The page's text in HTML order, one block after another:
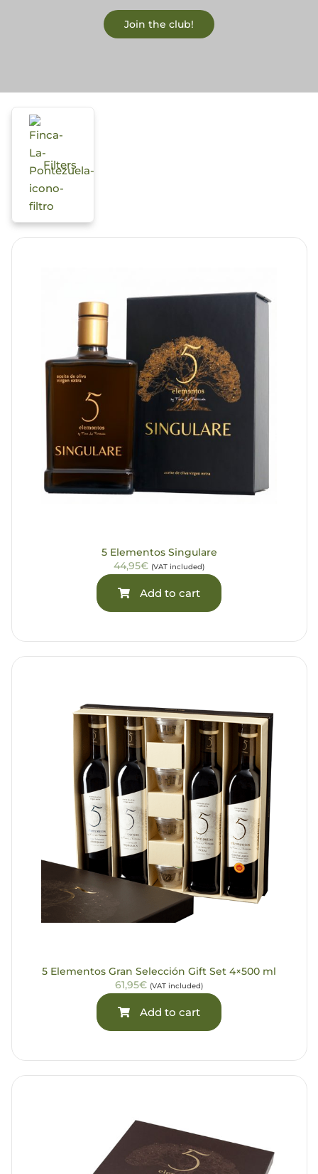
Join the club!
Filters
5 Elementos Singulare
44,95€ (VAT included)
Add to cart
5 Elementos Gran Selección Gift Set 4×500 ml
61,95€ (VAT included)
Add to cart